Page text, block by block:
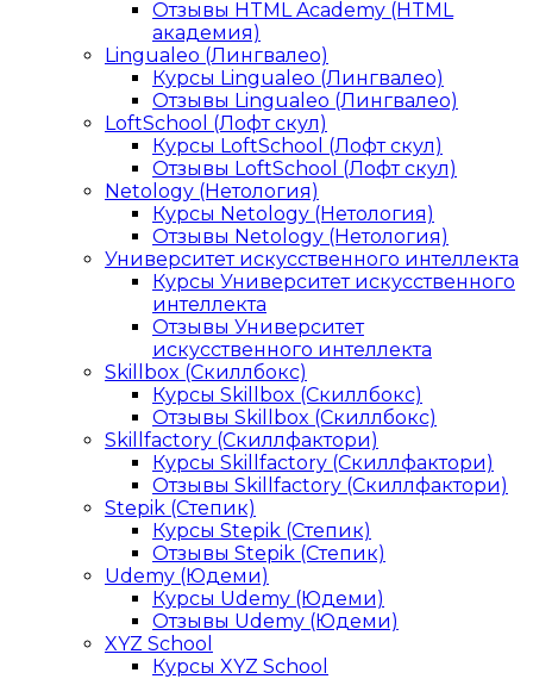
Отзывы HTML Academy (HTML
академия)
Lingualeo (Лингвалео)
Курсы Lingualeo (Лингвалео)
Отзывы Lingualeo (Лингвалео)
LoftSchool (Лофт скул)
Курсы LoftSchool (Лофт скул)
Отзывы LoftSchool (Лофт скул)
Netology (Нетология)
Курсы Netology (Нетология)
Отзывы Netology (Нетология)
Университет искусственного интеллекта
Курсы Университет искусственного
интеллекта
Отзывы Университет
искусственного интеллекта
Skillbox (Скиллбокс)
Курсы Skillbox (Скиллбокс)
Отзывы Skillbox (Скиллбокс)
Skillfactory (Скиллфактори)
Курсы Skillfactory (Скиллфактори)
Отзывы Skillfactory (Скиллфактори)
Stepik (Степик)
Курсы Stepik (Степик)
Отзывы Stepik (Степик)
Udemy (Юдеми)
Курсы Udemy (Юдеми)
Отзывы Udemy (Юдеми)
XYZ School
Курсы XYZ School